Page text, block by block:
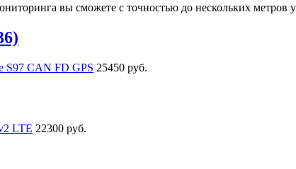
вы сможете с точностью до нескольких метров
S97 CAN FD GPS 25450 руб.
LTE 22300 руб.